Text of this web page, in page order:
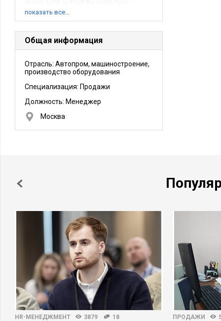
vehicles.
показать все…
Общая информация
Отрасль: Автопром, машиностроение,
производство оборудования
Специализация: Продажи
Должность: Менеджер
Москва
HR-МЕНЕДЖМЕНТ 3879 18 ПРОДАЖИ